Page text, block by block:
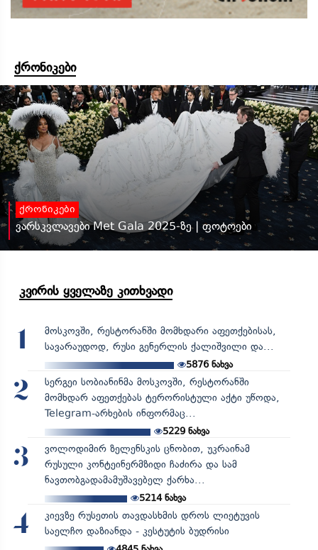
ქრონიკები
ქრონიკები
ვარსკვლავები Met Gala 2025-ზე | ფოტოები
კვირის ყველაზე კითხვადი
1
მოსკოვში, რესტორანში მომხდარი აფეთქებისას,
სავარაუდოდ, რუსი გენერლის ქალიშვილი და...
5876ნახვა
2
სერგეი სობიანინმა მოსკოვში, რესტორანში
მომხდარ აფეთქებას ტერორისტული აქტი უწოდა,
Telegram-არხების ინფორმაც...
5229ნახვა
3
ვოლოდიმირ ზელენსკის ცნობით, უკრაინამ
რუსული კონტეინერმზიდი ჩაძირა და სამ
ნავთობგადამამუშავებელ ქარხა...
5214ნახვა
4
კიევზე რუსეთის თავდასხმის დროს ლიეტუვის
საელჩო დაზიანდა - კესტუტის ბუდრისი